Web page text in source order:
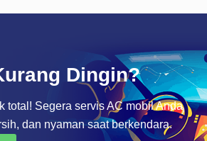
Dingin?
total! Segera servis AC mobil Anda
dan nyaman saat berkendara.